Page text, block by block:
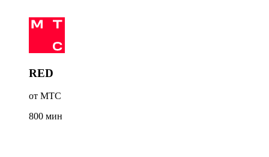
RED
от МТС
800 мин